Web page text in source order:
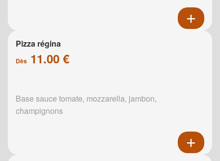
Pizza régina
Dès 11.00 €
Base sauce tomate, mozzarella, jambon,
champignons